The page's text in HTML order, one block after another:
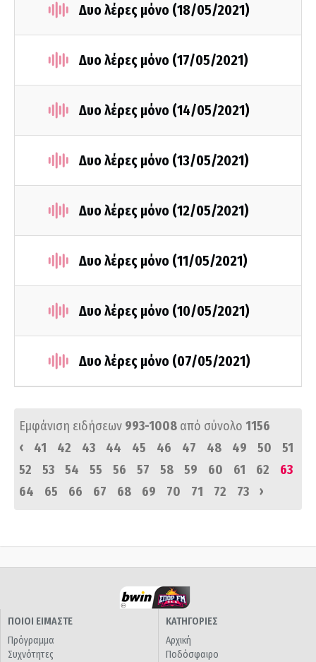
Δυο λέρες μόνο (18/05/2021)
Δυο λέρες μόνο (17/05/2021)
Δυο λέρες μόνο (14/05/2021)
Δυο λέρες μόνο (13/05/2021)
Δυο λέρες μόνο (12/05/2021)
Δυο λέρες μόνο (11/05/2021)
Δυο λέρες μόνο (10/05/2021)
Δυο λέρες μόνο (07/05/2021)
Εμφάνιση ειδήσεων 993-1008 από σύνολο 1156
‹
41 42 43 44 45 46 47 48 49 50
51
52
53 54 55 56 57 58 59 60 61 62
63
64
65 66 67 68 69 70 71 72 73 ›
ΠΟΙΟΙ ΕΙΜΑΣΤΕ
Πρόγραμμα
Συχνότητες
ΚΑΤΗΓΟΡΙΕΣ
Αρχική
Ποδόσφαιρο